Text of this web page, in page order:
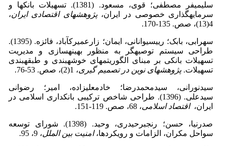
سلیمی­فر ­مصطفی؛ قوی، مسعود. (1381). تسهیلات بانک­ها و
سرمایه­گذاری خصوصی در ایران،پژوهش­های اقتصادی ایران،
4(13)،
صص. 135-170.
سهرابی، بابک؛ رییسی­وانانی، ایمان؛ زارع­میرک­آباد، فائزه. (1395).
طراحی سیستم توصیه­گر به منظور بهینه­سازی و مدیریت
تسهیلات بانکی بر مبنای الگوریتم­های خوشه­بندی و طبقه­بندی
تسهیلات.پژوهش­های نوین در تصمیم گیری، 1(2)، صص. 53-76.
سیدنورانی، سیدمحمدرضا؛ خادم­علیزاده، امیر؛ رضوانی
سیدعلی. (1396). طراحی شاخص ترکیبی بانکداری اسلامی در
ایران،اقتصاد اسلامی، 68، صص. 119-151.
صدرنیا، حسن؛ رنجبرحیدری، وحید. (1398). شورای توسعه
سواحل مکران، الزامات و رویکردها،امنیت بین الملل، 9، 95.